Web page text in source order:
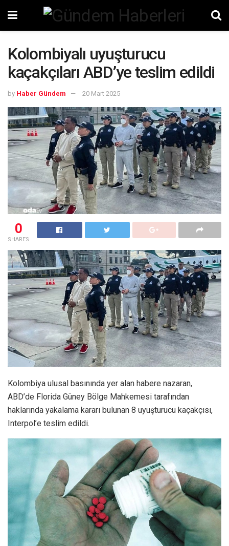
Kolombiyalı uyuşturucu
kaçakçıları ABD’ye teslim edildi
by Haber Gündem 20 Mart 2025
0
SHARES
Kolombiya ulusal basınında yer alan habere nazaran,
ABD’de Florida Güney Bölge Mahkemesi tarafından
haklarında yakalama kararı bulunan 8 uyuşturucu kaçakçısı,
Interpol’e teslim edildi.